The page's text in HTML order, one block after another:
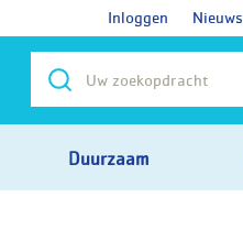
Inloggen Nieuws
Duurzaam